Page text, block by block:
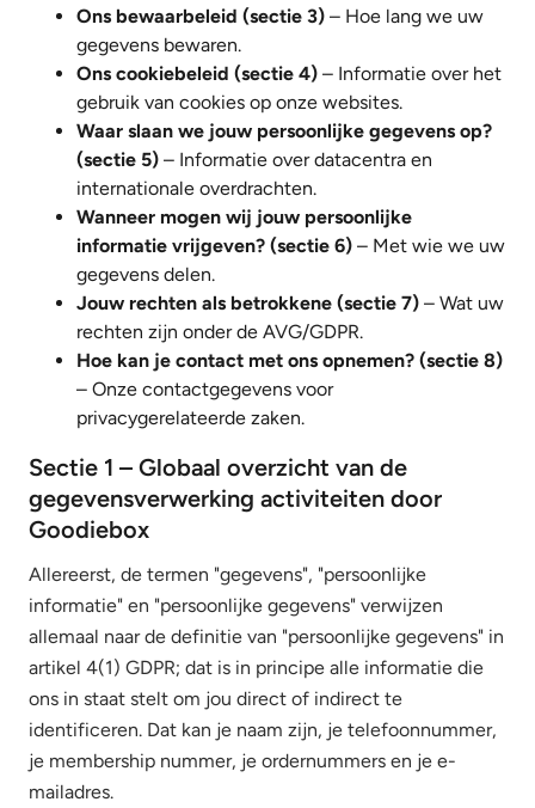
Ons bewaarbeleid (sectie 3) – Hoe lang we uw
gegevens bewaren.
Ons cookiebeleid (sectie 4) – Informatie over het
gebruik van cookies op onze websites.
Waar slaan we jouw persoonlijke gegevens op?
(sectie 5) – Informatie over datacentra en
internationale overdrachten.
Wanneer mogen wij jouw persoonlijke
informatie vrijgeven? (sectie 6) – Met wie we uw
gegevens delen.
Jouw rechten als betrokkene (sectie 7) – Wat uw
rechten zijn onder de AVG/GDPR.
Hoe kan je contact met ons opnemen? (sectie 8)
– Onze contactgegevens voor
privacygerelateerde zaken.
Sectie 1 – Globaal overzicht van de
gegevensverwerking activiteiten door
Goodiebox
Allereerst, de termen "gegevens", "persoonlijke
informatie" en "persoonlijke gegevens" verwijzen
allemaal naar de definitie van "persoonlijke gegevens" in
artikel 4(1) GDPR; dat is in principe alle informatie die
ons in staat stelt om jou direct of indirect te
identificeren. Dat kan je naam zijn, je telefoonnummer,
je membership nummer, je ordernummers en je e-
mailadres.